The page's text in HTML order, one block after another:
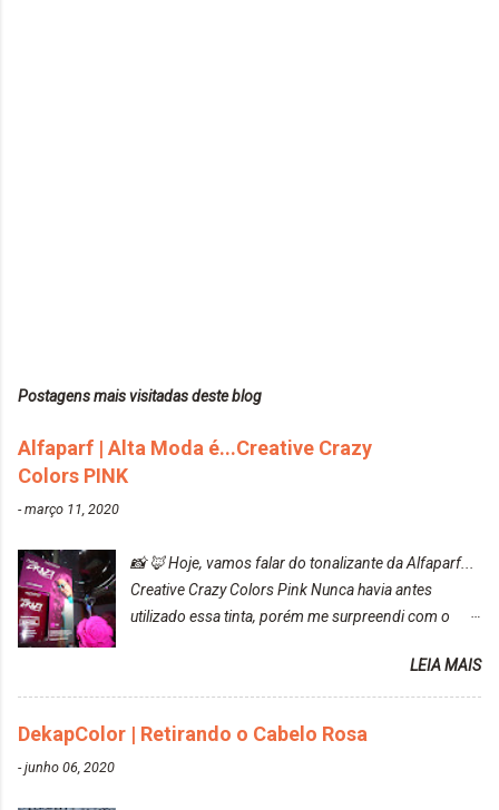
Postagens mais visitadas deste blog
Alfaparf | Alta Moda é...Creative Crazy
Colors PINK
-março 11, 2020
📸 🦊 Hoje, vamos falar do tonalizante da Alfaparf...
Creative Crazy Colors Pink Nunca havia antes
utilizado essa tinta, porém me surpreendi com o
turquesa (meio desbotado), e após a utilização meu
cabelo ficou roxo com mechinhas azul, rosa e meio
cinza... FICOU LINDOOOOO!!! Cabelo antes: Cabelo
depois: Bom, sobre a tinta, eu achei ela muito liquida,
LEIA MAIS
DekapColor | Retirando o Cabelo Rosa
-junho 06, 2020